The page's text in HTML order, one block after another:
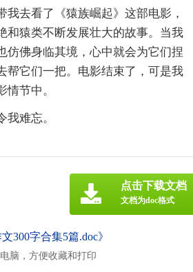
我去看了《猿族崛起》这部电影，
和猿类不断发展壮大的故事。当我
仿佛身临其境，心中就会为它们捏
帮它们一把。电影结束了，可是我
情节中。
我难忘。
300字合集5篇.doc》
脑，方便收藏和打印
点击下载文档
文档为doc格式